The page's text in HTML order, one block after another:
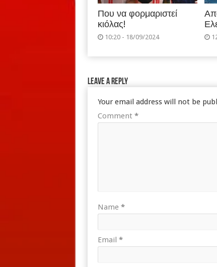
Που να φορμαριστεί
κιόλας!
10:20 - 18/09/2024
Leave a Reply
Your email address will not be
Comment *
Name *
Email *